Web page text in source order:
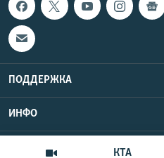
КТА
ПОДДЕРЖКА
ИНФО
Copyright
UTC+3